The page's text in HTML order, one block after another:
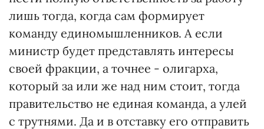
лишь тогда, когда сам формирует
команду единомышленников. А если
министр будет представлять интересы
своей фракции, а точнее - олигарха,
который за или же над ним стоит, тогда
правительство не единая команда, а улей
с трутнями. Да и в отставку его отправить